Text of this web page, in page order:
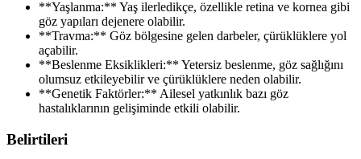
**Yaşlanma:** Yaş ilerledikçe, özellikle retina ve kornea gibi
göz yapıları dejenere olabilir.
**Travma:** Göz bölgesine gelen darbeler, çürüklüklere yol
açabilir.
**Beslenme Eksiklikleri:** Yetersiz beslenme, göz sağlığını
olumsuz etkileyebilir ve çürüklüklere neden olabilir.
**Genetik Faktörler:** Ailesel yatkınlık bazı göz
hastalıklarının gelişiminde etkili olabilir.
Belirtileri